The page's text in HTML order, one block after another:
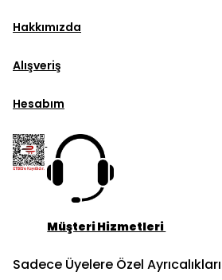
Hakkımızda
Alışveriş
Hesabım
Müşteri Hizmetleri
Sadece Üyelere Özel